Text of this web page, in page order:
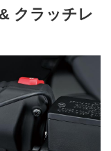
クラッチレ